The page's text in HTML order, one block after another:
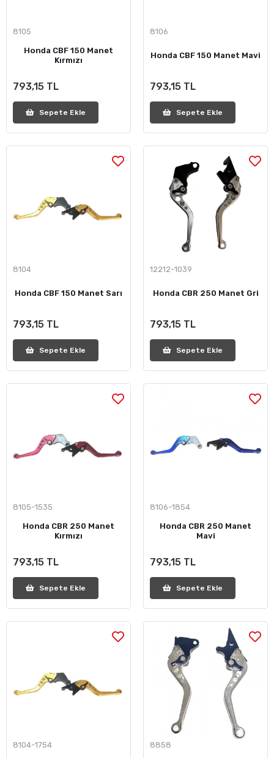
8105
Honda CBF 150 Manet
Kırmızı
793,15 TL
Sepete Ekle
8106
Honda CBF 150 Manet Mavi
793,15 TL
Sepete Ekle
8104
Honda CBF 150 Manet Sarı
793,15 TL
Sepete Ekle
12212-1039
Honda CBR 250 Manet Gri
793,15 TL
Sepete Ekle
8105-1535
Honda CBR 250 Manet
Kırmızı
793,15 TL
Sepete Ekle
8106-1854
Honda CBR 250 Manet
Mavi
793,15 TL
Sepete Ekle
8104-1754 8858